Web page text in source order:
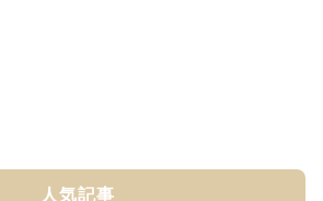
人気記事